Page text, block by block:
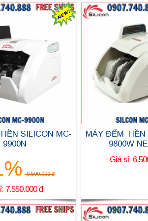
SILICON MC-
9900N
9.500.000 đ
7.550.000 đ
MÁY ĐẾM TIỀN
9800W
Giá sỉ: